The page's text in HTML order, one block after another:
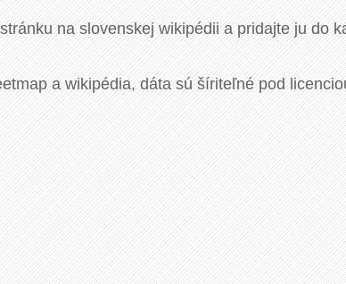
na slovenskej wikipédii a pridajte ju do
a wikipédia, dáta sú šíriteľné pod